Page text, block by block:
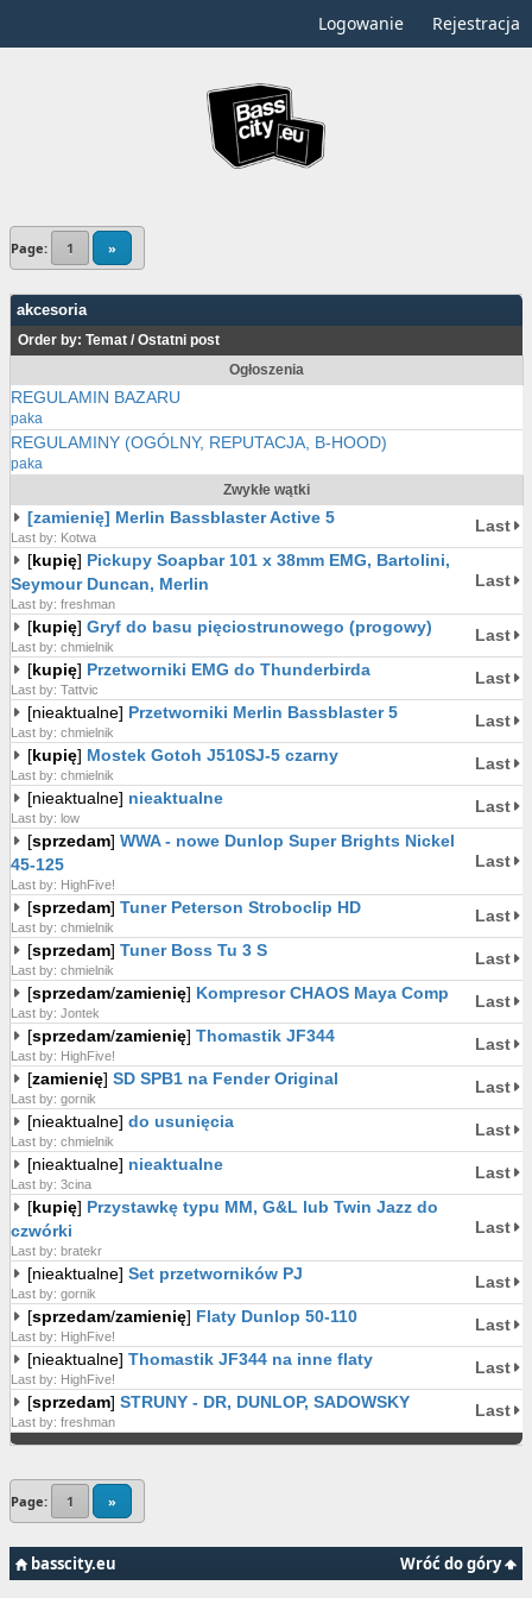
Logowanie Rejestracja
Page: 1 »
akcesoria
Order by: Temat / Ostatni post
Ogłoszenia
REGULAMIN BAZARU
paka
REGULAMINY (OGÓLNY, REPUTACJA, B-HOOD)
paka
Zwykłe wątki
[zamienię] Merlin Bassblaster Active 5
Last by: Kotwa
Last
[kupię] Pickupy Soapbar 101 x 38mm EMG, Bartolini,
Seymour Duncan, Merlin
Last by: freshman
Last
[kupię] Gryf do basu pięciostrunowego (progowy)
Last by: chmielnik
Last
[kupię] Przetworniki EMG do Thunderbirda
Last by: Tattvic
Last
[nieaktualne] Przetworniki Merlin Bassblaster 5
Last by: chmielnik
Last
[kupię] Mostek Gotoh J510SJ-5 czarny
Last by: chmielnik
Last
[nieaktualne] nieaktualne
Last by: low
Last
[sprzedam] WWA - nowe Dunlop Super Brights Nickel
45-125
Last by: HighFive!
Last
[sprzedam] Tuner Peterson Stroboclip HD
Last by: chmielnik
Last
[sprzedam] Tuner Boss Tu 3 S
Last by: chmielnik
Last
[sprzedam/zamienię] Kompresor CHAOS Maya Comp
Last by: Jontek
Last
[sprzedam/zamienię] Thomastik JF344
Last by: HighFive!
Last
[zamienię] SD SPB1 na Fender Original
Last by: gornik
Last
[nieaktualne] do usunięcia
Last by: chmielnik
Last
[nieaktualne] nieaktualne
Last by: 3cina
Last
[kupię] Przystawkę typu MM, G&L lub Twin Jazz do
czwórki
Last by: bratekr
Last
[nieaktualne] Set przetworników PJ
Last by: gornik
Last
[sprzedam/zamienię] Flaty Dunlop 50-110
Last by: HighFive!
Last
[nieaktualne] Thomastik JF344 na inne flaty
Last by: HighFive!
Last
[sprzedam] STRUNY - DR, DUNLOP, SADOWSKY
Last by: freshman
Last
Page: 1 »
Wróć do góry
basscity.eu